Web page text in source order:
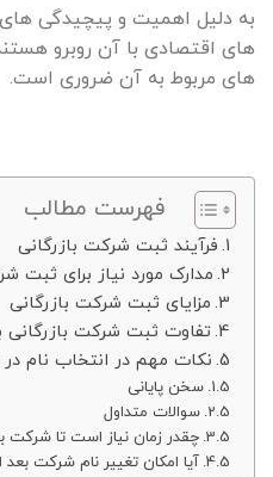
به دلیل اهمیت و پیچیدگی
های اقتصادی با آن روبرو
های مربوط به آن ضروری است.
فهرست مطالب
فرآیند ثبت شرکت بازرگانی
مدارک مورد نیاز برای ثبت
مزایای ثبت شرکت بازرگانی
تفاوت ثبت شرکت
نکات مهم در انتخاب نام
سخن پایانی
سوالات متداول
چقدر زمان نیاز است تا شرکت
آیا امکان تغییر نام شرکت بعد